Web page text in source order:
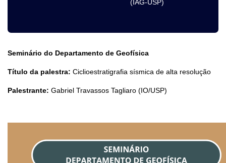
(IAG-USP)
Seminário do Departamento de Geofísica
Título da palestra: Ciclioestratigrafia sísmica de alta resolução
Palestrante: Gabriel Travassos Tagliaro (IO/USP)